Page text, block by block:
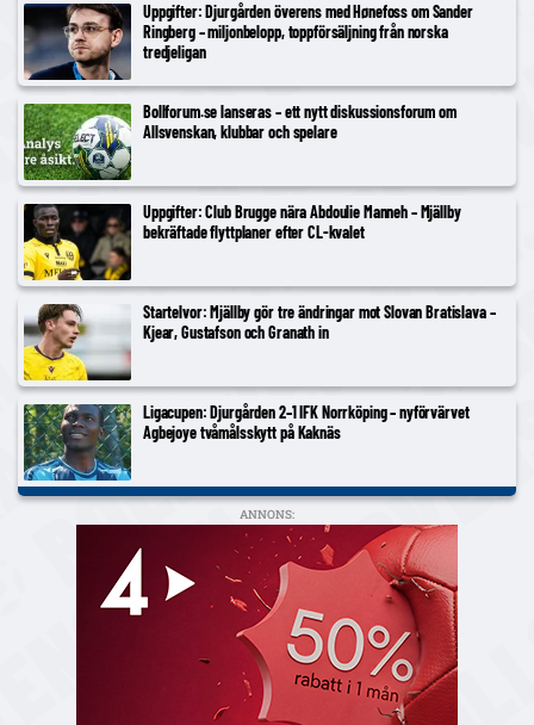
Uppgifter: Djurgården överens med Hønefoss om Sander
Ringberg – miljonbelopp, toppförsäljning från norska
tredjeligan
Bollforum.se lanseras – ett nytt diskussionsforum om
Allsvenskan, klubbar och spelare
Uppgifter: Club Brugge nära Abdoulie Manneh – Mjällby
bekräftade flyttplaner efter CL-kvalet
Startelvor: Mjällby gör tre ändringar mot Slovan Bratislava –
Kjear, Gustafson och Granath in
Ligacupen: Djurgården 2–1 IFK Norrköping – nyförvärvet
Agbejoye tvåmålsskytt på Kaknäs
ANNONS: